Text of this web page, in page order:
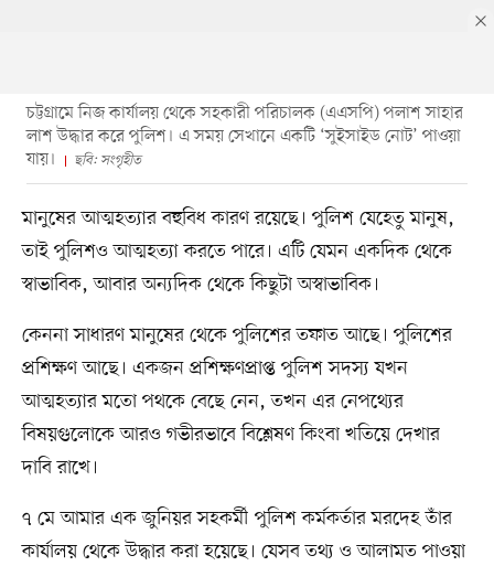
চট্টগ্রামে নিজ কার্যালয় থেকে সহকারী পরিচালক (এএসপি) পলাশ সাহার
লাশ উদ্ধার করে পুলিশ। এ সময় সেখানে একটি ‘সুইসাইড নোট’ পাওয়া
যায়।
ছবি: সংগৃহীত
মানুষের আত্মহত্যার বহুবিধ কারণ রয়েছে। পুলিশ যেহেতু মানুষ,
তাই পুলিশও আত্মহত্যা করতে পারে। এটি যেমন একদিক থেকে
স্বাভাবিক, আবার অন্যদিক থেকে কিছুটা অস্বাভাবিক।
কেননা সাধারণ মানুষের থেকে পুলিশের তফাত আছে। পুলিশের
প্রশিক্ষণ আছে। একজন প্রশিক্ষণপ্রাপ্ত পুলিশ সদস্য যখন
আত্মহত্যার মতো পথকে বেছে নেন, তখন এর নেপথ্যের
বিষয়গুলোকে আরও গভীরভাবে বিশ্লেষণ কিংবা খতিয়ে দেখার
দাবি রাখে।
৭ মে আমার এক জুনিয়র সহকর্মী পুলিশ কর্মকর্তার মরদেহ তাঁর
কার্যালয় থেকে উদ্ধার করা হয়েছে। যেসব তথ্য ও আলামত পাওয়া